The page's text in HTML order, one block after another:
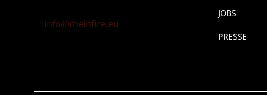
info@rheinfire.eu
JOBS
PRESSE